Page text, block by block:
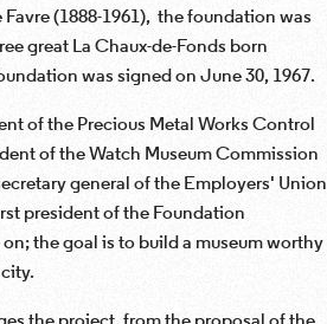
(1888-1961), the foundation was
great La Chaux-de-Fonds born
was signed on June 30, 1967.
of the Precious Metal Works Control
of the Watch Museum Commission
general of the Employers' Union
president of the Foundation
the goal is to build a museum worthy